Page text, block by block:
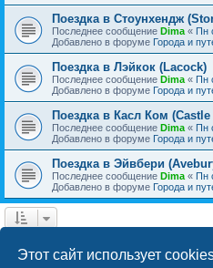
Этот сайт использует
Поездка в Стоунхендж
Последнее сообщение Dima « Пн
Добавлено в форуме Города и
Поездка в Лэйкок (Lacock)
Последнее сообщение Dima « Пн
Добавлено в форуме Города и
Поездка в Касл Ком (Castle
Последнее сообщение Dima « Пн
Добавлено в форуме Города и
Поездка в Эйвбери
Последнее сообщение Dima « Пн
Добавлено в форуме Города и